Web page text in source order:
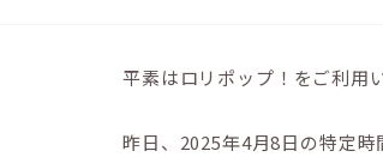
平素はロリポップ！をご利用
昨日、2025年4月8日の特定時